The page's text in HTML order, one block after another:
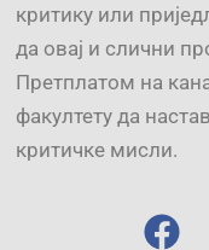
критику или
да овај и слични
Претплатом на
факултету да
критичке мисли.